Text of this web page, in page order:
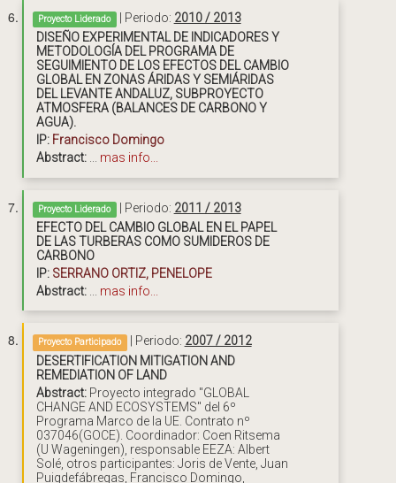
Proyecto Liderado | Periodo: 2010 / 2013
DISEÑO EXPERIMENTAL DE INDICADORES Y
METODOLOGÍA DEL PROGRAMA DE
SEGUIMIENTO DE LOS EFECTOS DEL CAMBIO
GLOBAL EN ZONAS ÁRIDAS Y SEMIÁRIDAS
DEL LEVANTE ANDALUZ, SUBPROYECTO
ATMOSFERA (BALANCES DE CARBONO Y
AGUA).
IP: Francisco Domingo
Abstract: ... mas info...
Proyecto Liderado | Periodo: 2011 / 2013
EFECTO DEL CAMBIO GLOBAL EN EL PAPEL
DE LAS TURBERAS COMO SUMIDEROS DE
CARBONO
IP: SERRANO ORTIZ, PENELOPE
Abstract:
mas info...
Proyecto Participado | Periodo: 2007 / 2012
DESERTIFICATION MITIGATION AND
REMEDIATION OF LAND
Abstract: Proyecto integrado "GLOBAL
CHANGE AND ECOSYSTEMS" del 6º
Programa Marco de la UE. Contrato nº
037046(GOCE). Coordinador: Coen Ritsema
(U Wageningen), responsable EEZA: Albert
Solé, otros participantes: Joris de Vente, Juan
Puigdefábregas, Francisco Domingo,